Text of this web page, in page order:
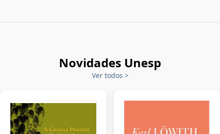
Novidades Unesp
Ver todos >